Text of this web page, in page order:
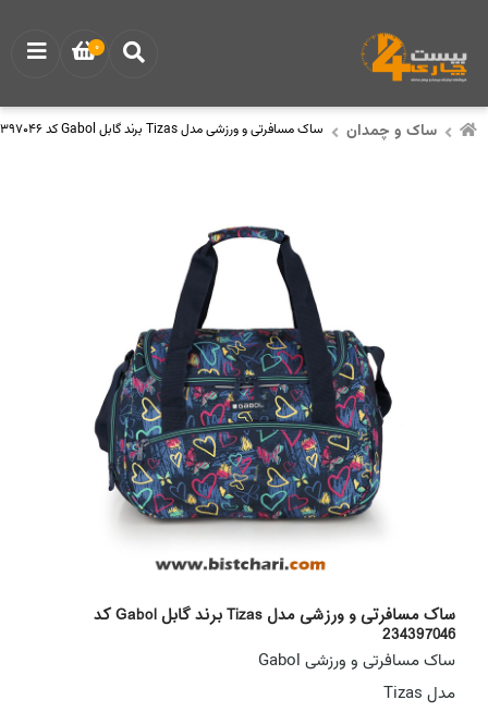
ساک و چمدان ساک مسافرتی و ورزشی مدل Tizas برند گابل Gabol کد 234397046
ساک مسافرتی و ورزشی مدل Tizas برند گابل Gabol کد
234397046
ساک مسافرتی و ورزشی Gabol
مدل Tizas
0